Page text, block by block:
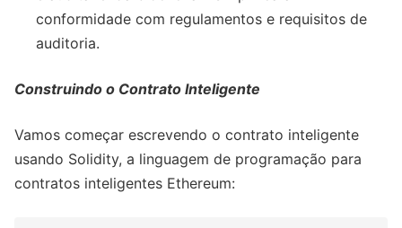
conformidade com regulamentos e requisitos de
auditoria.
Construindo o Contrato Inteligente
Vamos começar escrevendo o contrato inteligente
usando Solidity, a linguagem de programação para
contratos inteligentes Ethereum: